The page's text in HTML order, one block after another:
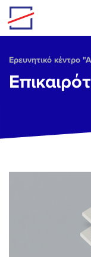
Skip to main content
Ερευνητικό κέντρο